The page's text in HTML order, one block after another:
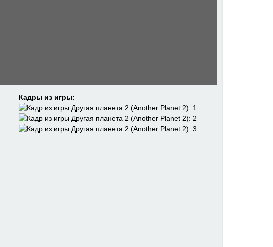
Кадры из игры: